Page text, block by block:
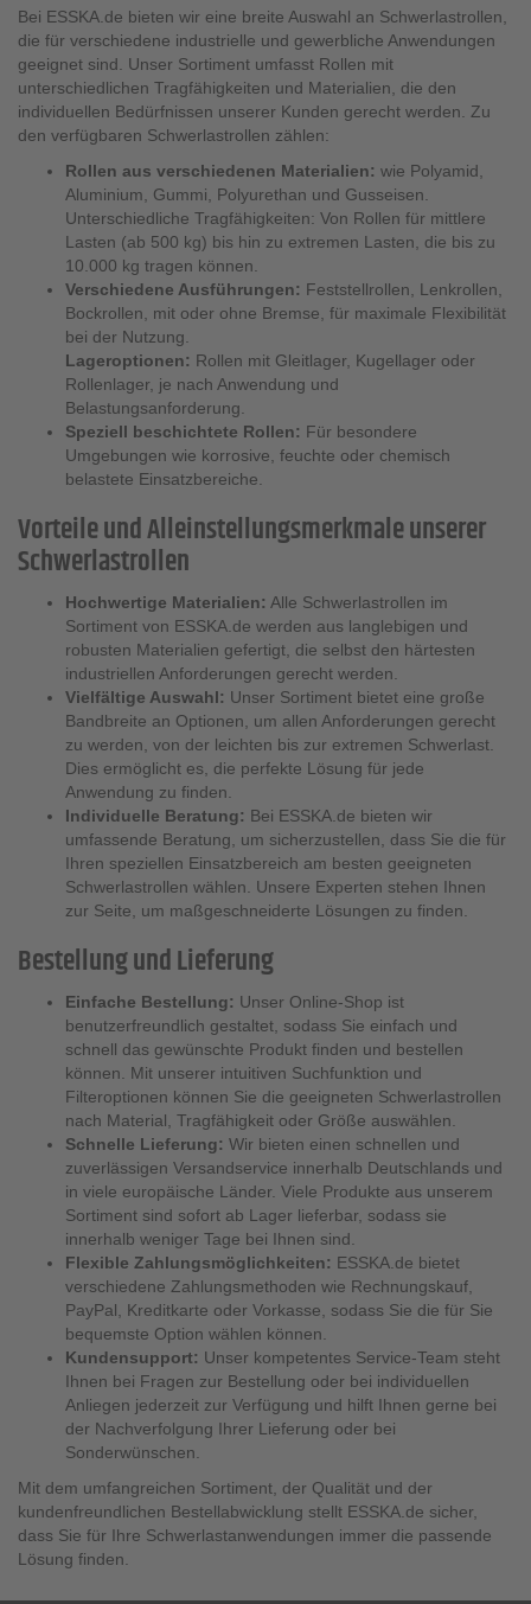
Bei ESSKA.de bieten wir eine breite Auswahl an Schwerlastrollen,
die für verschiedene industrielle und gewerbliche Anwendungen
geeignet sind. Unser Sortiment umfasst Rollen mit
unterschiedlichen Tragfähigkeiten und Materialien, die den
individuellen Bedürfnissen unserer Kunden gerecht werden. Zu
den verfügbaren Schwerlastrollen zählen:
Rollen aus verschiedenen Materialien: wie Polyamid,
Aluminium, Gummi, Polyurethan und Gusseisen.
Unterschiedliche Tragfähigkeiten: Von Rollen für mittlere
Lasten (ab 500 kg) bis hin zu extremen Lasten, die bis zu
10.000 kg tragen können.
Verschiedene Ausführungen: Feststellrollen, Lenkrollen,
Bockrollen, mit oder ohne Bremse, für maximale Flexibilität
bei der Nutzung.
Lageroptionen: Rollen mit Gleitlager, Kugellager oder
Rollenlager, je nach Anwendung und
Belastungsanforderung.
Speziell beschichtete Rollen: Für besondere
Umgebungen wie korrosive, feuchte oder chemisch
belastete Einsatzbereiche.
Vorteile und Alleinstellungsmerkmale unserer
Schwerlastrollen
Hochwertige Materialien: Alle Schwerlastrollen im
Sortiment von ESSKA.de werden aus langlebigen und
robusten Materialien gefertigt, die selbst den härtesten
industriellen Anforderungen gerecht werden.
Vielfältige Auswahl: Unser Sortiment bietet eine große
Bandbreite an Optionen, um allen Anforderungen gerecht
zu werden, von der leichten bis zur extremen Schwerlast.
Dies ermöglicht es, die perfekte Lösung für jede
Anwendung zu finden.
Individuelle Beratung: Bei ESSKA.de bieten wir
umfassende Beratung, um sicherzustellen, dass Sie die für
Ihren speziellen Einsatzbereich am besten geeigneten
Schwerlastrollen wählen. Unsere Experten stehen Ihnen
zur Seite, um maßgeschneiderte Lösungen zu finden.
Bestellung und Lieferung
Einfache Bestellung: Unser Online-Shop ist
benutzerfreundlich gestaltet, sodass Sie einfach und
schnell das gewünschte Produkt finden und bestellen
können. Mit unserer intuitiven Suchfunktion und
Filteroptionen können Sie die geeigneten Schwerlastrollen
nach Material, Tragfähigkeit oder Größe auswählen.
Schnelle Lieferung: Wir bieten einen schnellen und
zuverlässigen Versandservice innerhalb Deutschlands und
in viele europäische Länder. Viele Produkte aus unserem
Sortiment sind sofort ab Lager lieferbar, sodass sie
innerhalb weniger Tage bei Ihnen sind.
Flexible Zahlungsmöglichkeiten: ESSKA.de bietet
verschiedene Zahlungsmethoden wie Rechnungskauf,
PayPal, Kreditkarte oder Vorkasse, sodass Sie die für Sie
bequemste Option wählen können.
Kundensupport: Unser kompetentes Service-Team steht
Ihnen bei Fragen zur Bestellung oder bei individuellen
Anliegen jederzeit zur Verfügung und hilft Ihnen gerne bei
der Nachverfolgung Ihrer Lieferung oder bei
Sonderwünschen.
Mit dem umfangreichen Sortiment, der Qualität und der
kundenfreundlichen Bestellabwicklung stellt ESSKA.de sicher,
dass Sie für Ihre Schwerlastanwendungen immer die passende
Lösung finden.